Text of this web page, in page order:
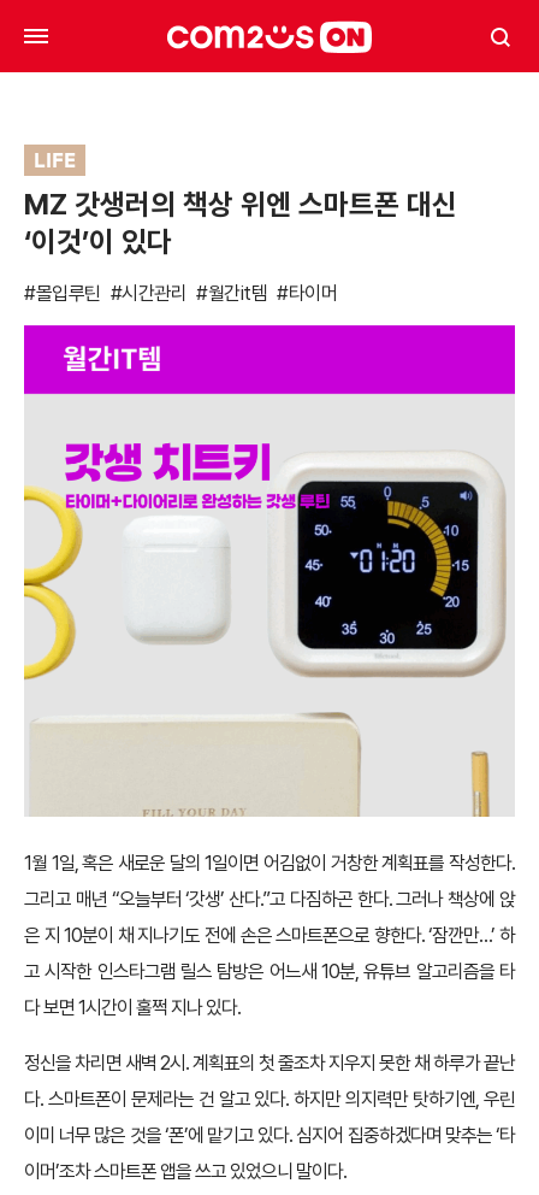
LIFE
MZ 갓생러의 책상 위엔 스마트폰 대신
‘이것’이 있다
#몰입루틴 #시간관리 #월간it템 #타이머
1월 1일, 혹은 새로운 달의 1일이면 어김없이 거창한 계획표를 작성한다.
그리고 매년 “오늘부터 ‘갓생’ 산다.”고 다짐하곤 한다. 그러나 책상에 앉
은 지 10분이 채 지나기도 전에 손은 스마트폰으로 향한다. ‘잠깐만…’ 하
고 시작한 인스타그램 릴스 탐방은 어느새 10분, 유튜브 알고리즘을 타
다 보면 1시간이 훌쩍 지나 있다.
정신을 차리면 새벽 2시. 계획표의 첫 줄조차 지우지 못한 채 하루가 끝난
다. 스마트폰이 문제라는 건 알고 있다. 하지만 의지력만 탓하기엔, 우린
이미 너무 많은 것을 ‘폰’에 맡기고 있다. 심지어 집중하겠다며 맞추는 ‘타
이머’조차 스마트폰 앱을 쓰고 있었으니 말이다.